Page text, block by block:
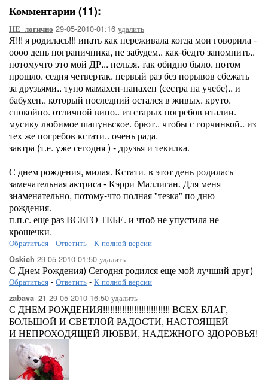
Комментарии (11):
НЕ_логично 29-05-2010-01:16 удалить
Я!!! я родилась!!! ипать как переживала когда мои говорила -
оооо день пограничника, не забудем.. как-бедто запомнить..
потомучто это мой ДР... нельзя. так обидно было. потом
прошло. седня четвертак. первый раз без порывов сбежать
за друзьями.. тупо мамахен-папахен (сестра на учебе).. и
бабухен.. который последний остался в живых. круто.
спокойно. отличной вино.. из старых погребов италии.
мусику любимое шапуньское. брют.. чтобы с горчинкой.. из
тех же погребов кстати.. очень рада.
завтра (т.е. уже сегодня ) - друзья и текилка.
С днем рождения, милая. Кстати. в этот день родилась
замечательная актриса - Кэрри Маллиган. Для меня
знаменательно, потому-что полная "тезка" по дню
рождения.
п.п.с. еще раз ВСЕГО ТЕБЕ. и чтоб не упустила не
крошечки.
Обратиться - Ответить - К полной версии
Oskich 29-05-2010-01:50 удалить
С Днем Рождения) Сегодня родился еще мой лучший друг)
Обратиться - Ответить - К полной версии
zabava_21 29-05-2010-16:50 удалить
С ДНЕМ РОЖДЕНИЯ!!!!!!!!!!!!!!!!!!!!!!!!!!!! ВСЕХ БЛАГ,
БОЛЬШОЙ И СВЕТЛОЙ РАДОСТИ, НАСТОЯЩЕЙ
И НЕПРОХОДЯЩЕЙ ЛЮБВИ, НАДЕЖНОГО ЗДОРОВЬЯ!